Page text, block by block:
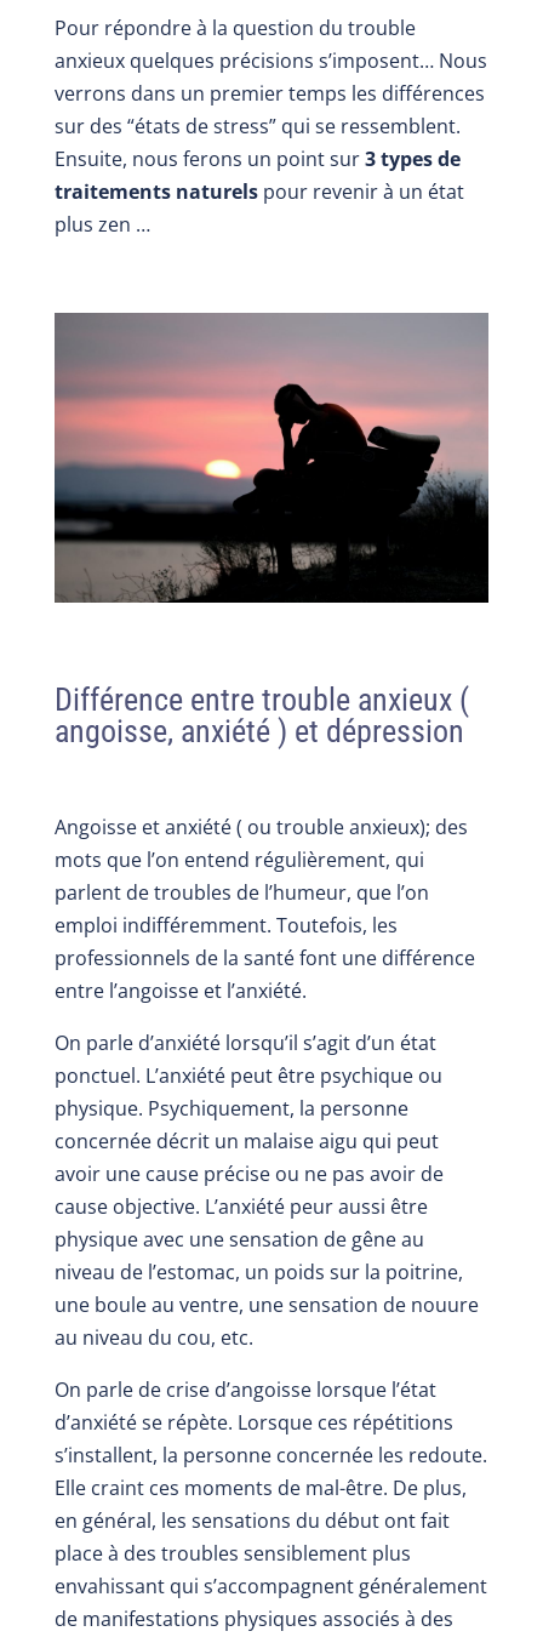
Pour répondre à la question du trouble
anxieux quelques précisions s’imposent… Nous
verrons dans un premier temps les différences
sur des “états de stress” qui se ressemblent.
Ensuite, nous ferons un point sur3 types de
traitements naturelspour revenir à un état
plus zen …
Différence entre trouble anxieux (
angoisse, anxiété ) et dépression
Angoisse et anxiété ( ou trouble anxieux); des
mots que l’on entend régulièrement, qui
parlent de troubles de l’humeur, que l’on
emploi indifféremment. Toutefois, les
professionnels de la santé font une différence
entre l’angoisse et l’anxiété.
On parle d’anxiété lorsqu’il s’agit d’un état
ponctuel. L’anxiété peut être psychique ou
physique. Psychiquement, la personne
concernée décrit un malaise aigu qui peut
avoir une cause précise ou ne pas avoir de
cause objective. L’anxiété peur aussi être
physique avec une sensation de gêne au
niveau de l’estomac, un poids sur la poitrine,
une boule au ventre, une sensation de nouure
au niveau du cou, etc.
On parle de crise d’angoisse lorsque l’état
d’anxiété se répète. Lorsque ces répétitions
s’installent, la personne concernée les redoute.
Elle craint ces moments de mal-être. De plus,
en général, les sensations du début ont fait
place à des troubles sensiblement plus
envahissant qui s’accompagnent généralement
de manifestations physiques associés à des